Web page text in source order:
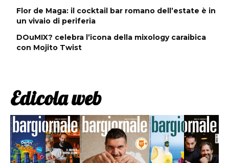
Flor de Maga: il cocktail bar romano dell’estate è in
un vivaio di periferia
DOuMIX? celebra l’icona della mixology caraibica
con Mojito Twist
Edicola web